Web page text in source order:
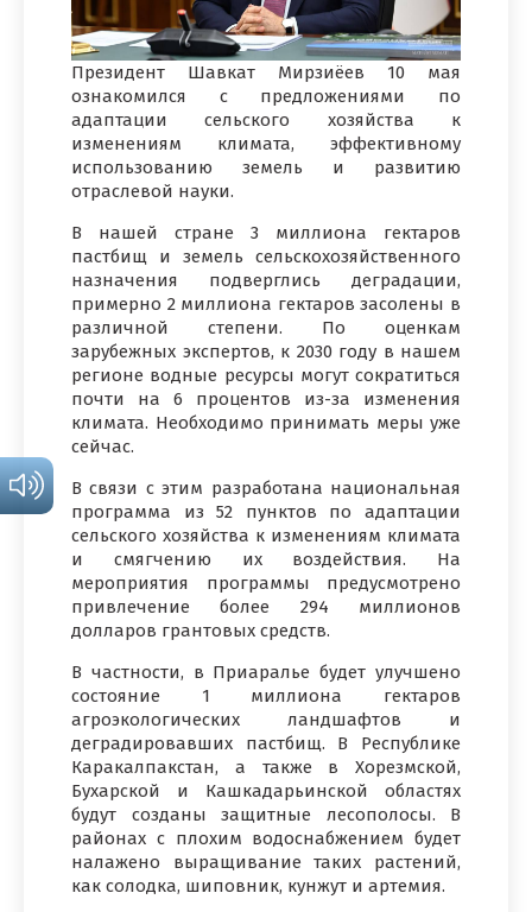
Президент Шавкат Мирзиёев 10 мая
ознакомился с предложениями по
адаптации сельского хозяйства к
изменениям климата, эффективному
использованию земель и развитию
отраслевой науки.
В нашей стране 3 миллиона гектаров
пастбищ и земель сельскохозяйственного
назначения подверглись деградации,
примерно 2 миллиона гектаров засолены в
различной степени. По оценкам
зарубежных экспертов, к 2030 году в нашем
регионе водные ресурсы могут сократиться
почти на 6 процентов из-за изменения
климата. Необходимо принимать меры уже
сейчас.
В связи с этим разработана национальная
программа из 52 пунктов по адаптации
сельского хозяйства к изменениям климата
и смягчению их воздействия. На
мероприятия программы предусмотрено
привлечение более 294 миллионов
долларов грантовых средств.
В частности, в Приаралье будет улучшено
состояние 1 миллиона гектаров
агроэкологических ландшафтов и
деградировавших пастбищ. В Республике
Каракалпакстан, а также в Хорезмской,
Бухарской и Кашкадарьинской областях
будут созданы защитные лесополосы. В
районах с плохим водоснабжением будет
налажено выращивание таких растений,
как солодка, шиповник, кунжут и артемия.